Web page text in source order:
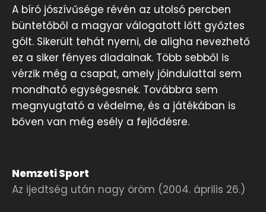
A bíró jószívűsége révén az utolsó percben
büntetőből a magyar válogatott lőtt győztes
gólt. Sikerült tehát nyerni, de aligha nevezhető
ez a siker fényes diadalnak. Több sebből is
vérzik még a csapat, amely jóindulattal sem
mondható egységesnek. Továbbra sem
megnyugtató a védelme, és a játékában is
bőven van még esély a fejlődésre.
Nemzeti Sport
Az ijedtség után nagy öröm (2004. április 26.)